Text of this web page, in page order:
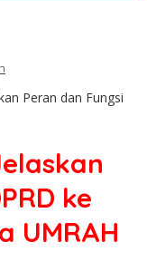
Peran dan Fungsi
ke
UMRAH